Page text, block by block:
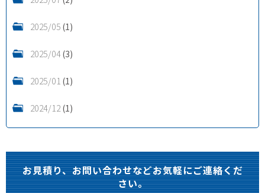
2025/05(1)
2025/04(3)
2025/01(1)
2024/12(1)
お見積り、お問い合わせなどお気軽にご連絡くだ
さい。